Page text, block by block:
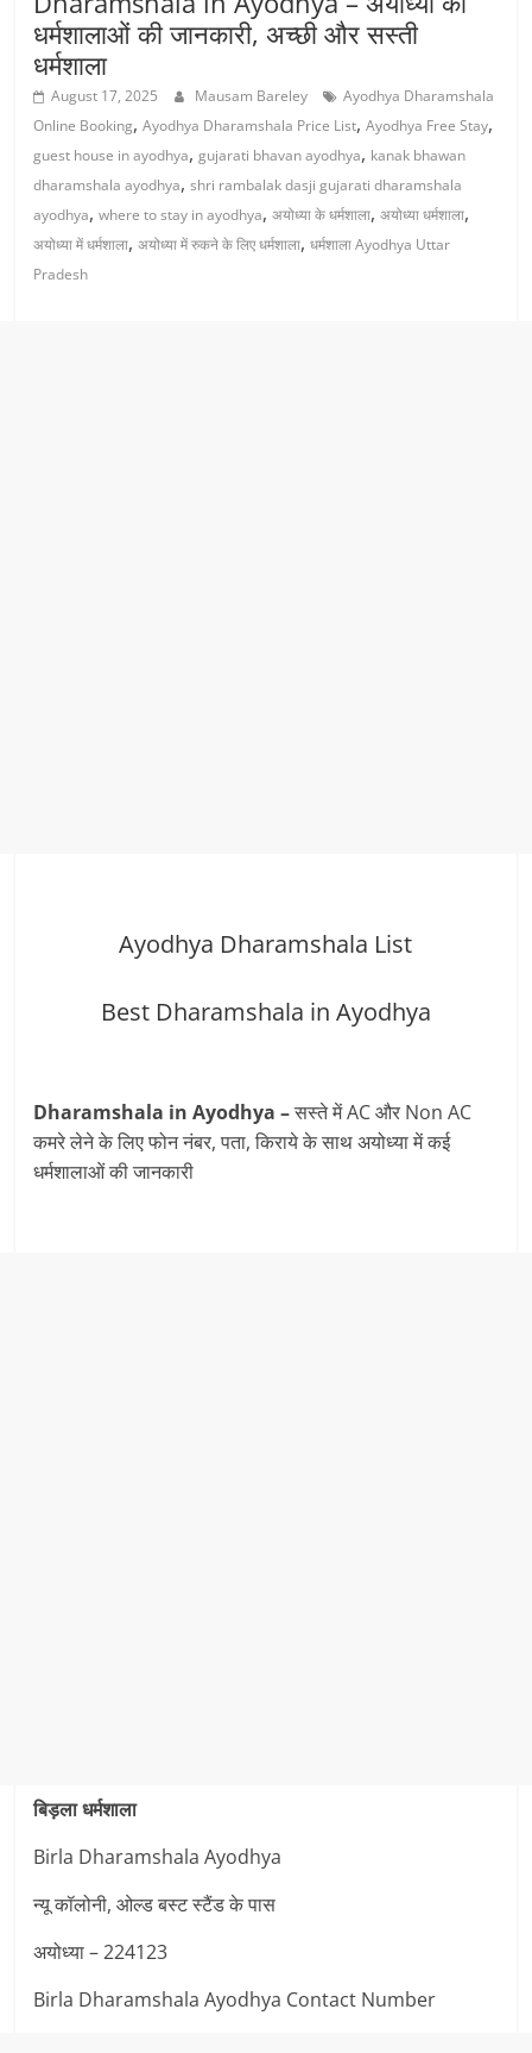
धर्मशालाओं की जानकारी, अच्छी और सस्ती
धर्मशाला
August 17, 2025 Mausam Bareley
Ayodhya Dharamshala
Online Booking,Ayodhya Dharamshala Price List,Ayodhya Free Stay,
guest house in ayodhya,gujarati bhavan ayodhya, kanak bhawan
dharamshala ayodhya,shri rambalak dasji gujarati dharamshala
ayodhya,where to stay in ayodhya,अयोध्या के धर्मशाला,अयोध्या धर्मशाला,
अयोध्या में धर्मशाला,अयोध्या में रुकने के लिए धर्मशाला,धर्मशाला Ayodhya Uttar
Pradesh
Ayodhya Dharamshala List
Best Dharamshala in Ayodhya
Dharamshala in Ayodhya –सस्ते में AC और Non AC
कमरे लेने के लिए फोन नंबर, पता, किराये के साथ अयोध्या में कई
धर्मशालाओं की जानकारी
बिड़ला धर्मशाला
Birla Dharamshala Ayodhya
न्यू कॉलोनी, ओल्ड बस्ट स्टैंड के पास
अयोध्या – 224123
Birla Dharamshala Ayodhya Contact Number